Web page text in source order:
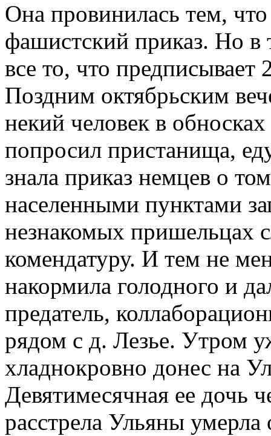
Она провинилась тем,
фашистский приказ. Но в
все то, что предписывает
Поздним октябрьским
некий человек в
попросил пристанища,
знала приказ немцев о
населенными пунктами
незнакомых пришельцах
комендатуру. И тем не
накормила голодного и
предатель,
рядом с д. Лезье. Утром
хладнокровно донес на
Девятимесячная ее дочь
расстрела Ульяны умерла